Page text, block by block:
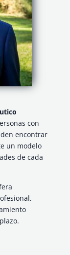
con
encontrar
un modelo
de cada